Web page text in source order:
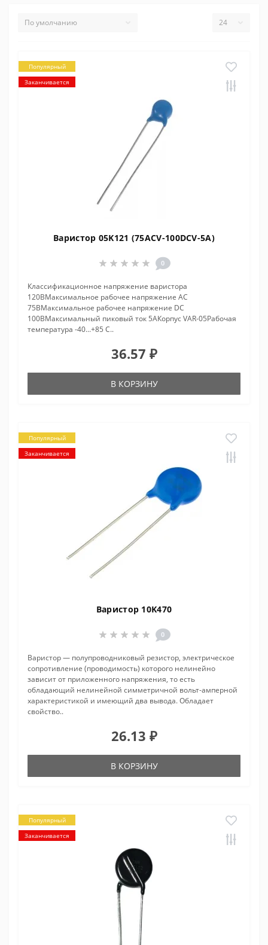
Популярный
Заканчивается
Варистор 05K121 (75ACV-100DCV-5A)
0
Классификационное напряжение варистора
120ВМаксимальное рабочее напряжение AC
75ВМаксимальное рабочее напряжение DC
100ВМаксимальный пиковый ток 5АКорпус VAR-05Рабочая
температура -40...+85 С..
36.57 ₽
В КОРЗИНУ
Популярный
Заканчивается
Варистор 10K470
0
Варистор — полупроводниковый резистор, электрическое
сопротивление (проводимость) которого нелинейно
зависит от приложенного напряжения, то есть
обладающий нелинейной симметричной вольт-амперной
характеристикой и имеющий два вывода. Обладает
свойство..
26.13 ₽
В КОРЗИНУ
Популярный
Заканчивается